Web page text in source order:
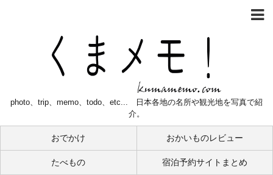
photo、trip、memo、todo、etc... 日本各地の名所や観光地を写真で紹
介。
おでかけ おかいものレビュー
たべもの 宿泊予約サイトまとめ